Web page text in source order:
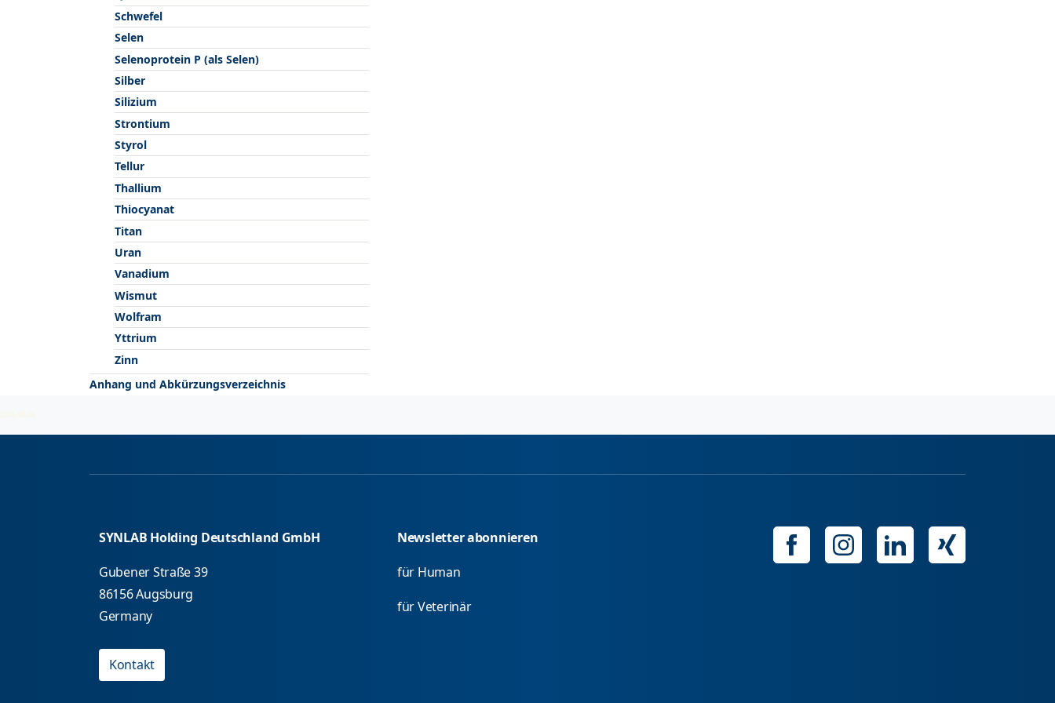
Schwefel
Selen
Selenoprotein P (als Selen)
Silber
Silizium
Strontium
Styrol
Tellur
Thallium
Thiocyanat
Titan
Uran
Vanadium
Wismut
Wolfram
Yttrium
Zinn
Anhang und Abkürzungsverzeichnis
2026-08-06
SYNLAB Holding Deutschland GmbH
Gubener Straße 39
86156 Augsburg
Germany
Kontakt
Newsletter abonnieren
für Human
für Veterinär